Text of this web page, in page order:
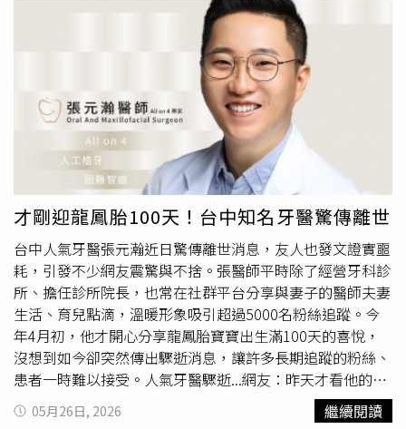
難，長期提供金錢支援，而自己也受父親之託照顧妹妹，安
排她加入團隊工作。然而雙方長期相處後摩擦愈來愈多，薔
薔最終宣布林嘉珍不再是公司旗下成員，姊妹倆也逐漸失去
聯繫。之後林嘉珍又曾因冒用薔薔名義開設
抖音
絲而引發爭議，薔薔當時直接收回帳號控制權，並公開呼籲
外界「不要再助紂為虐」。約兩年前，林嘉珍與一名大陸女
友直播時爆發激烈口角，對方甚至當場出手掌摑，相關畫面
在網路瘋傳。薔薔出席活動被問及此事時，一度鼻酸哽咽，
坦言妹妹早已成年，必須為自己的選擇負責，自己能做的其
實非常有限。當時她無奈表示：「我真的管不動她。」更直
言妹妹是她人生中必須面對的一堂課。如今林嘉珍再度捲入
騙婚、騙孕、家暴及出軌等指控，薔薔昔日這番話也被外界
認為彷彿早已預示姊妹關係的無力與無奈。由於目前雙方各
執一詞，相關指控是否屬實，仍有待後續證據與法律程序進
一步釐清。CTWANT提醒您：喝酒不開車、開車不喝酒！未
成年請勿飲酒，飲酒過量，有礙健康！CTWANT提醒您：保
護被害人隱私，避免二度傷害拒絕家庭暴力，請撥打110、
113拒絕兒虐、防止老人受虐，請勇敢撥打110、113
書，高工畢業那年為了參加「楊烈盃歌唱比賽」，大膽瞞著
父親，找學長代考期末考，「初賽跟複賽都過了，決賽就和
期末考撞期，我就請學長幫我代考，跑去參加歌唱比賽」，
但監考是康康的導師，代考當場抓包，於是就留級了，他說
建築科要學製圖，學測量，去工地實習，康康說太工整的日
子他沒興趣，「直線都畫不好，但素描還可以」，高中時期
人緣好，包括校長都很喜歡他，「他就是喜歡我才把我留下
來」，這些現在講很好笑的事，在當時他覺得很可怕。康康
受訪時自爆年少時不愛讀書。（圖／三立提供）曾在民歌餐
廳驻唱，練就信手拈來的模仿功力，舞台雖然風光，卻曾差
點在深夜舞台喪命。康康回憶31年前，經商失敗欠債，加上
阿嬤重病住院、為了一天3萬的高額醫藥費，連凌晨3點45
分的深夜Pub場他也接。某天正唱著〈浪人情歌〉，台下一
位喝醉的大哥，竟突然對著他掏出真槍，「對著我問說會不
會怕，我快要嚇死，槍真的拿出來，那時候我不知道該怎麼
辦，那時候心裡想，不然就這樣算了」，當時樂隊全都嚇跑
了，剩他雙腿發抖在台上清唱，「現在唱歌會抖音，可能事
當時嚇出來的」。康康說諧星搞笑慣了，認真的時候常怕人
家不相信，他的嬌妻小他18歲，岳父只大康康8歲，擔心女
才剛迎龍鳳胎100天！台中知名牙醫驚傳離世
台中人氣牙醫張元瀚近日驚傳離世消息，友人也發文證實噩
耗，引發不少網友震驚與不捨。張醫師平時除了經營牙科診
所、擔任診所院長，也常在社群平台分享與妻子的醫師夫妻
生活、育兒點滴，溫暖形象吸引超過5000名粉絲追蹤。今
年4月初，他才開心分享龍鳳胎寶寶出生滿100天的喜悅，
沒想到如今卻突然傳出驟逝消息，讓許多長期追蹤的粉絲、
患者一時難以接受。人氣牙醫驟逝...網友：昨天才看他的影
片有民眾在Threads發文表示，看到其他牙醫師發出的哀悼
貼文後，驚覺張元瀚醫師疑似已離世。原PO難過寫下「也
05月26日, 2026 繼續閱讀